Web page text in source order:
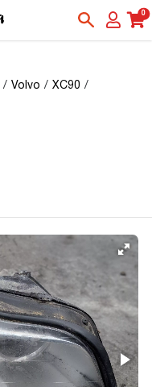
0
Volvo
XC90